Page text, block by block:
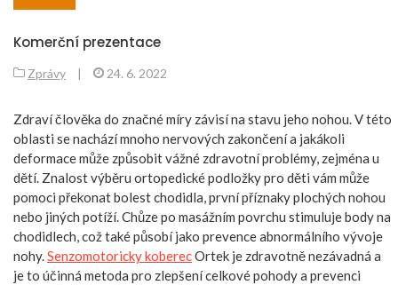
Komerční prezentace
Zprávy | 24. 6. 2022
Zdraví člověka do značné míry závisí na stavu jeho nohou. V této
oblasti se nachází mnoho nervových zakončení a jakákoli
deformace může způsobit vážné zdravotní problémy, zejména u
dětí. Znalost výběru ortopedické podložky pro děti vám může
pomoci překonat bolest chodidla, první příznaky plochých nohou
nebo jiných potíží. Chůze po masážním povrchu stimuluje body na
chodidlech, což také působí jako prevence abnormálního vývoje
nohy.Senzomotoricky koberecOrtek je zdravotně nezávadná a
je to účinná metoda pro zlepšení celkové pohody a prevenci